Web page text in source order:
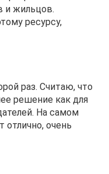
и жильцов.
ресурсу,
раз. Считаю, что
решение как для
На самом
отлично, очень